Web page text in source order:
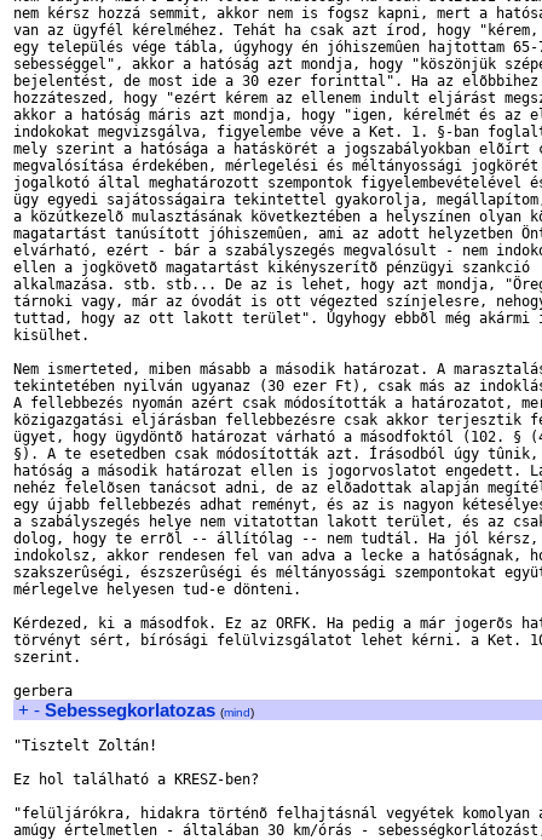
nem kérsz hozzá semmit, akkor nem is fogsz kapni, mert a
van az ügyfél kérelméhez. Tehát ha csak azt írod, hogy
egy település vége tábla, úgyhogy én jóhiszemûen hajtottam
sebességgel", akkor a hatóság azt mondja, hogy "köszönjük
bejelentést, de most ide a 30 ezer forinttal". Ha az elõbbihez
hozzáteszed, hogy "ezért kérem az ellenem indult eljárást
akkor a hatóság máris azt mondja, hogy "igen, kérelmét és az
indokokat megvizsgálva, figyelembe véve a Ket. 1. §-ban
mely szerint a hatósága a hatáskörét a jogszabályokban elõírt
megvalósítása érdekében, mérlegelési és méltányossági
jogalkotó által meghatározott szempontok figyelembevételével
ügy egyedi sajátosságaira tekintettel gyakorolja,
a közútkezelõ mulasztásának következtében a helyszínen olyan
magatartást tanúsított jóhiszemûen, ami az adott helyzetben
elvárható, ezért - bár a szabályszegés megvalósult - nem
ellen a jogkövetõ magatartást kikényszerítõ pénzügyi szankció
alkalmazása. stb. stb... De az is lehet, hogy azt mondja,
tárnoki vagy, már az óvodát is ott végezted színjelesre,
tuttad, hogy az ott lakott terület". Úgyhogy ebbõl még akármi
kisülhet.
Nem ismerteted, miben másabb a második határozat. A
tekintetében nyilván ugyanaz (30 ezer Ft), csak más az
A fellebbezés nyomán azért csak módosították a határozatot,
közigazgatási eljárásban fellebbezésre csak akkor terjesztik
ügyet, hogy ügydöntõ határozat várható a másodfoktól (102. §
§). A te esetedben csak módosították azt. Írásodból úgy tûnik,
hatóság a második határozat ellen is jogorvoslatot engedett.
nehéz felelõsen tanácsot adni, de az elõadottak alapján
egy újabb fellebbezés adhat reményt, és az is nagyon
a szabályszegés helye nem vitatottan lakott terület, és az
dolog, hogy te errõl -- állítólag -- nem tudtál. Ha jól
indokolsz, akkor rendesen fel van adva a lecke a hatóságnak,
szakszerûségi, észszerûségi és méltányossági szempontokat
mérlegelve helyesen tud-e dönteni.
Kérdezed, ki a másodfok. Ez az ORFK. Ha pedig a már jogerõs
törvényt sért, bírósági felülvizsgálatot lehet kérni. a Ket.
szerint.
+ - Sebessegkorlatozas (mind)
"Tisztelt Zoltán!
Ez hol található a KRESZ-ben?
"felüljárókra, hidakra történõ felhajtásnál vegyétek komolyan
amúgy értelmetlen - általában 30 km/órás -